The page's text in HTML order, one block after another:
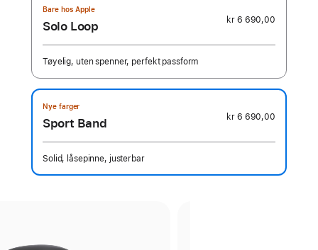
Bare hos Apple
Solo Loop kr 6 690,00
Tøyelig, uten spenner, perfekt passform
Nye farger
Sport Band kr 6 690,00
Solid, låsepinne, justerbar